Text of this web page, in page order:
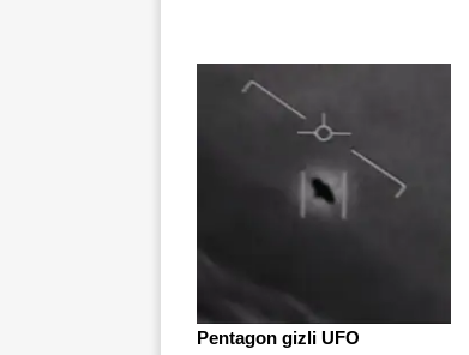
Pentagon gizli UFO